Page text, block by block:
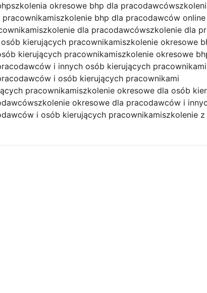
szkolenia okresowe bhp dla pracodawców
szkolenie bhp dla pracodawców online
szkolenie dla pracodawcówszkolenie dla
kierujących pracownikamiszkolenie okresowe
kierujących pracownikamiszkolenie okresowe
i innych osób kierujących pracownikami
i osób kierujących pracownikami
pracownikamiszkolenie okresowe dla osób
szkolenie okresowe dla pracodawców i
i osób kierujących pracownikamiszkolenie